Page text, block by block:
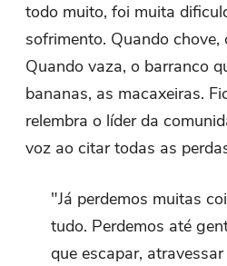
todo muito, foi muita
sofrimento. Quando chove,
Quando vaza, o barranco
bananas, as macaxeiras.
relembra o líder da
voz ao citar todas as
"Já perdemos muitas
tudo. Perdemos até
que escapar,